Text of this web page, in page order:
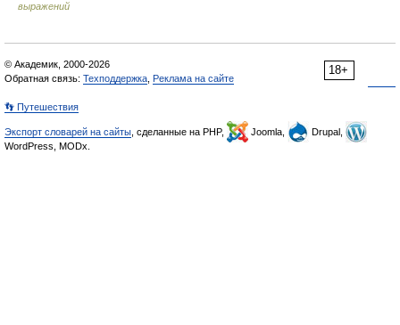
выражений
18+
© Академик, 2000-2026
Обратная связь: Техподдержка Реклама на сайте
👣 Путешествия
Экспорт словарей на сайты , сделанные на PHP, Joomla,
Drupal,
WordPress, MODx.